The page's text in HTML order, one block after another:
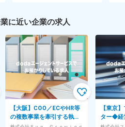
に近い企業の求人
【大阪】COO／ECやHR等
の複数事業を牽引する執行
役員候補◆創業8年目のベン
【東京
ター◆経
かすブ